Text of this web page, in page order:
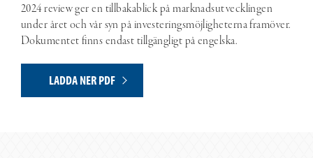
2024 review ger en tillbakablick på marknadsutvecklingen
under året och vår syn på investeringsmöjligheterna framöver.
Dokumentet finns endast tillgängligt på engelska.
LADDA NER PDF